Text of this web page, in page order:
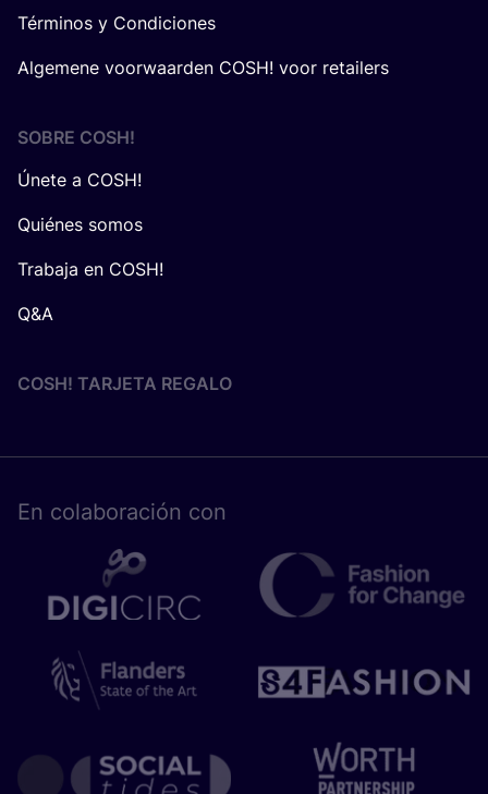
Términos y Condiciones
Algemene voorwaarden COSH! voor retailers
SOBRE COSH!
Únete a COSH!
Quiénes somos
Trabaja en COSH!
Q&A
COSH! TARJETA REGALO
En cola­bo­ra­ción con